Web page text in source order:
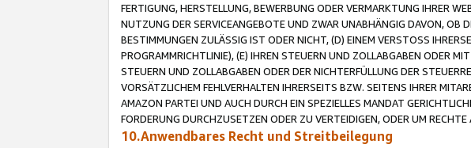
FERTIGUNG, HERSTELLUNG, BEWERBUNG ODER VERMARKTUNG IHRER
NUTZUNG DER SERVICEANGEBOTE UND ZWAR UNABHÄNGIG DAVON, OB
BESTIMMUNGEN ZULÄSSIG IST ODER NICHT, (D) EINEM VERSTOSS
PROGRAMMRICHTLINIE), (E) IHREN STEUERN UND ZOLLABGABEN ODER
STEUERN UND ZOLLABGABEN ODER DER NICHTERFÜLLUNG DER
VORSÄTZLICHEM FEHLVERHALTEN IHRERSEITS BZW. SEITENS IHRER
AMAZON PARTEI UND AUCH DURCH EIN SPEZIELLES MANDAT
FORDERUNG DURCHZUSETZEN ODER ZU VERTEIDIGEN, ODER UM
10.Anwendbares Recht und Streitbeilegung